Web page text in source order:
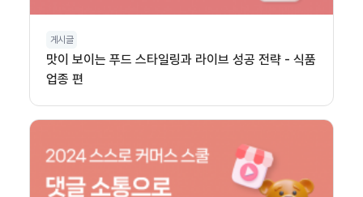
게시글
맛이 보이는 푸드 스타일링과 라이브 성공 전략 - 식품
업종 편